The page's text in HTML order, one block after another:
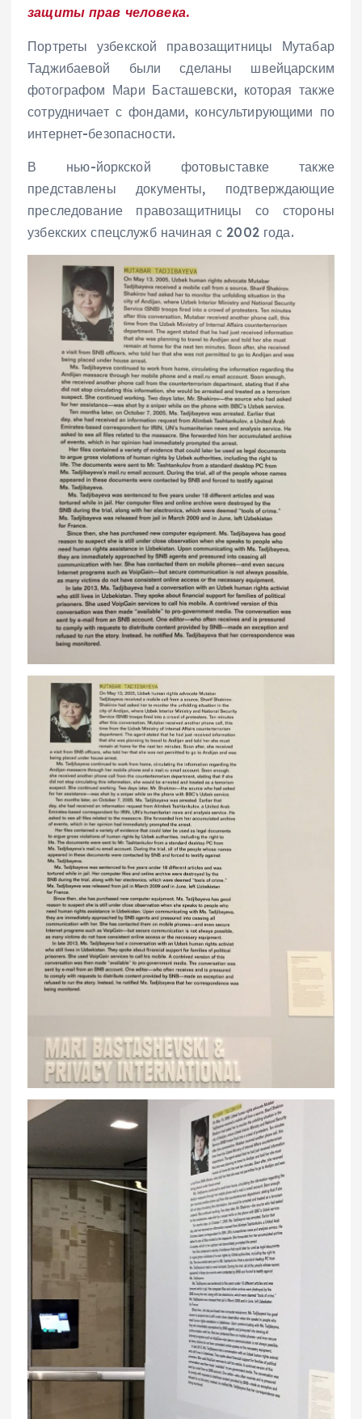
защиты прав человека.
Портреты узбекской правозащитницы Мутабар
Таджибаевой были сделаны швейцарским
фотографом Мари Басташевски, которая также
сотрудничает с фондами, консультирующими по
интернет-безопасности.
В нью-йоркской фотовыставке также
представлены документы, подтверждающие
преследование правозащитницы со стороны
узбекских спецслужб начиная с 2002 года.